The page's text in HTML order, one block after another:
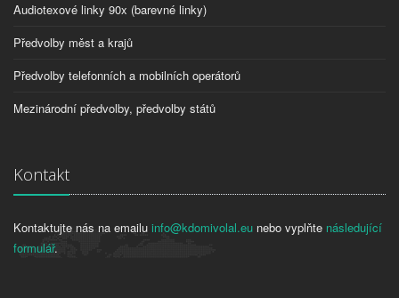
Audiotexové linky 90x (barevné linky)
Předvolby měst a krajů
Předvolby telefonních a mobilních operátorů
Mezinárodní předvolby, předvolby států
Kontakt
Kontaktujte nás na emailu info@kdomivolal.eu nebo vyplňte následující
formulář.